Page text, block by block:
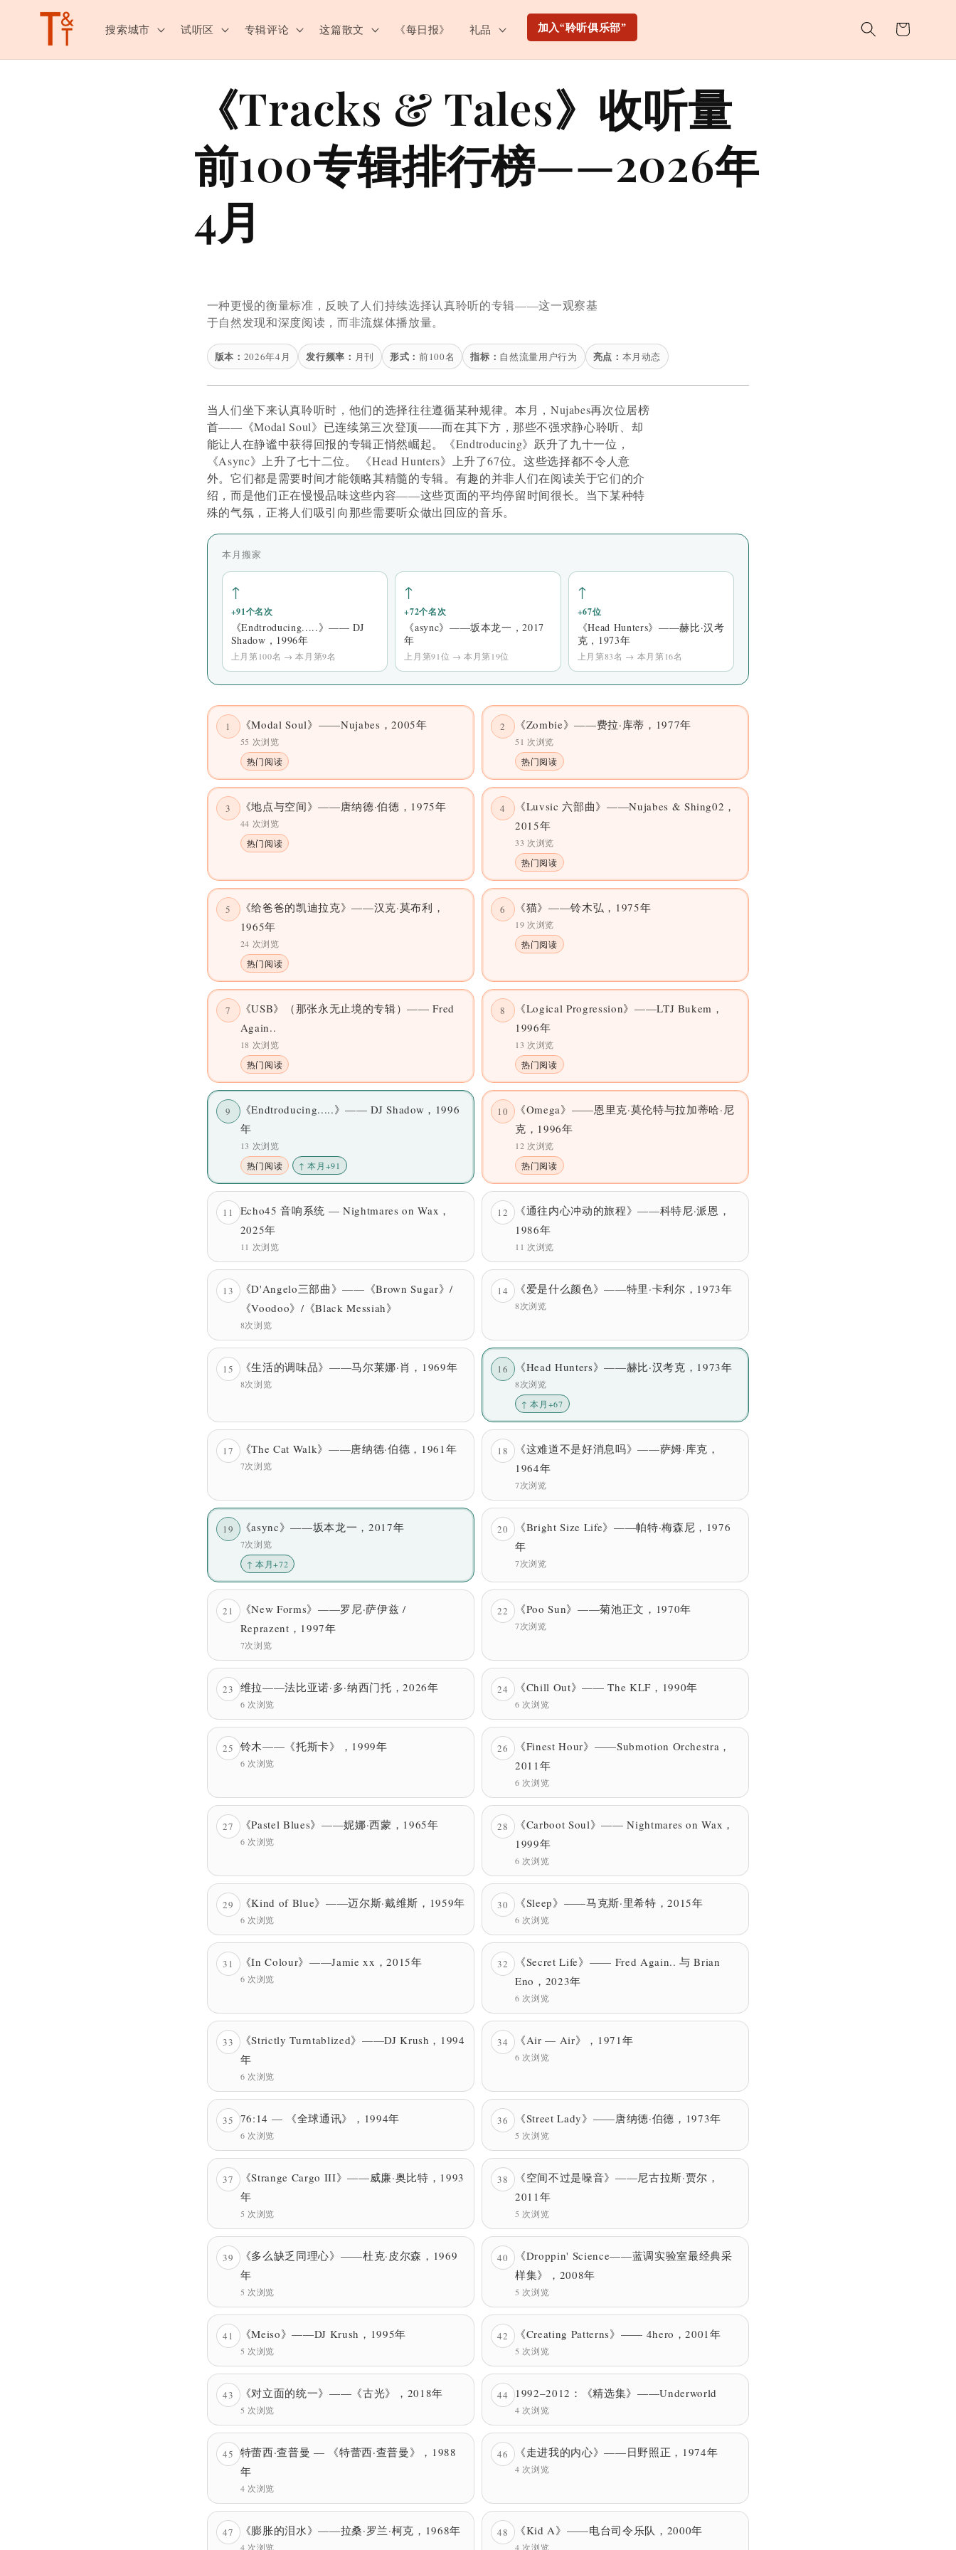
跳至内
搜索城市 试听区 专辑评论 这篇散文 《每日报》 礼品 加入“聆听俱乐部”
物
《Tracks & Tales》收听量
前100专辑排行榜——2026年
4月
一种更慢的衡量标准，反映了人们持续选择认真聆听的专辑——这一观察基
于自然发现和深度阅读，而非流媒体播放量。
版本： 2026年4月 发行频率： 月刊 形式： 前100名 指标： 自然流量用户行为 亮点： 本月动态
当人们坐下来认真聆听时，他们的选择往往遵循某种规律。本月，Nujabes再次位居榜
首——《Modal Soul》已连续第三次登顶——而在其下方，那些不强求静心聆听、却
能让人在静谧中获得回报的专辑正悄然崛起。《Endtroducing》跃升了九十一位，
《Async》上升了七十二位。 《Head Hunters》上升了67位。这些选择都不令人意
外。它们都是需要时间才能领略其精髓的专辑。有趣的并非人们在阅读关于它们的介
绍，而是他们正在慢慢品味这些内容——这些页面的平均停留时间很长。当下某种特
殊的气氛，正将人们吸引向那些需要听众做出回应的音乐。
本月搬家
↑
+91个名次
《Endtroducing.....》—— DJ
Shadow，1996年
上月第100名 → 本月第9名
↑
+72个名次
《async》——坂本龙一，2017
年
上月第91位 → 本月第19位
↑
+67位
《Head Hunters》——赫比·汉考
克，1973年
上月第83名 → 本月第16名
1 《Modal Soul》——Nujabes，2005年
55 次浏览
热门阅读
2 《Zombie》——费拉·库蒂，1977年
51 次浏览
热门阅读
3 《地点与空间》——唐纳德·伯德，1975年
44 次浏览
热门阅读
4
《Luvsic 六部曲》——Nujabes & Shing02，
2015年
33 次浏览
热门阅读
5
《给爸爸的凯迪拉克》——汉克·莫布利，
1965年
24 次浏览
热门阅读
6 《猫》——铃木弘，1975年
19 次浏览
热门阅读
7
《USB》（那张永无止境的专辑）—— Fred
Again..
18 次浏览
热门阅读
8
《Logical Progression》——LTJ Bukem，
1996年
13 次浏览
热门阅读
9
《Endtroducing.....》—— DJ Shadow，1996
年
13 次浏览
热门阅读
↑ 本月+91
10
《Omega》——恩里克·莫伦特与拉加蒂哈·尼
克，1996年
12 次浏览
热门阅读
11
Echo45 音响系统 — Nightmares on Wax，
2025年
11 次浏览
12
《通往内心冲动的旅程》——科特尼·派恩，
1986年
11 次浏览
13 《D'Angelo三部曲》——《Brown Sugar》/
《Voodoo》/《Black Messiah》
8次浏览
14 《爱是什么颜色》——特里·卡利尔，1973年
8次浏览
15 《生活的调味品》——马尔莱娜·肖，1969年
8次浏览
16 《Head Hunters》——赫比·汉考克，1973年
8次浏览
↑ 本月+67
17 《The Cat Walk》——唐纳德·伯德，1961年
7次浏览
18
《这难道不是好消息吗》——萨姆·库克，
1964年
7次浏览
19 《async》——坂本龙一，2017年
7次浏览
↑ 本月+72
20
《Bright Size Life》——帕特·梅森尼，1976
年
7次浏览
21
《New Forms》——罗尼·萨伊兹 /
Reprazent，1997年
7次浏览
22 《Poo Sun》——菊池正文，1970年
7次浏览
23 维拉——法比亚诺·多·纳西门托，2026年
6 次浏览
24 《Chill Out》—— The KLF，1990年
6 次浏览
25 铃木——《托斯卡》，1999年
6 次浏览
26
《Finest Hour》——Submotion Orchestra，
2011年
6 次浏览
27 《Pastel Blues》——妮娜·西蒙，1965年
6 次浏览
28
《Carboot Soul》—— Nightmares on Wax，
1999年
6 次浏览
29 《Kind of Blue》——迈尔斯·戴维斯，1959年
6 次浏览
30 《Sleep》——马克斯·里希特，2015年
6 次浏览
31 《In Colour》——Jamie xx，2015年
6 次浏览
32
《Secret Life》—— Fred Again.. 与 Brian
Eno，2023年
6 次浏览
33 《Strictly Turntablized》——DJ Krush，1994
年
6 次浏览
34 《Air — Air》，1971年
6 次浏览
35 76:14 — 《全球通讯》，1994年
6 次浏览
36 《Street Lady》——唐纳德·伯德，1973年
5 次浏览
37 《Strange Cargo III》——威廉·奥比特，1993
年
5 次浏览
38
《空间不过是噪音》——尼古拉斯·贾尔，
2011年
5 次浏览
39 《多么缺乏同理心》——杜克·皮尔森，1969
年
5 次浏览
40
《Droppin' Science——蓝调实验室最经典采
样集》，2008年
5 次浏览
41 《Meiso》——DJ Krush，1995年
5 次浏览
42 《Creating Patterns》—— 4hero，2001年
5 次浏览
43 《对立面的统一》——《古光》，2018年
5 次浏览
44 1992–2012：《精选集》——Underworld
4 次浏览
45 特蕾西·查普曼 — 《特蕾西·查普曼》，1988
年
4 次浏览
46 《走进我的内心》——日野照正，1974年
4 次浏览
47 《膨胀的泪水》——拉桑·罗兰·柯克，1968年
4 次浏览
48 《Kid A》——电台司令乐队，2000年
4 次浏览